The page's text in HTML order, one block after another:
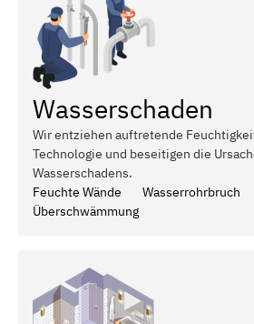
Wasserschaden
Wir entziehen auftretende
Technologie und beseitigen die
Wasserschadens.
Feuchte Wände
Wasserrohrbruch
Überschwämmung